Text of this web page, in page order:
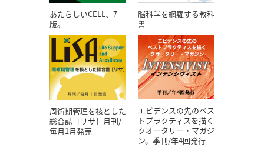
あたらしいCELL、7
版。
脳科学を網羅する教科
書
周術期管理を核とした
総合誌［リサ］月刊/
毎月1月発売
エビデンスの先のベス
トプラクティスを描く
クオータリー・マガジ
ン。季刊/年4回発行